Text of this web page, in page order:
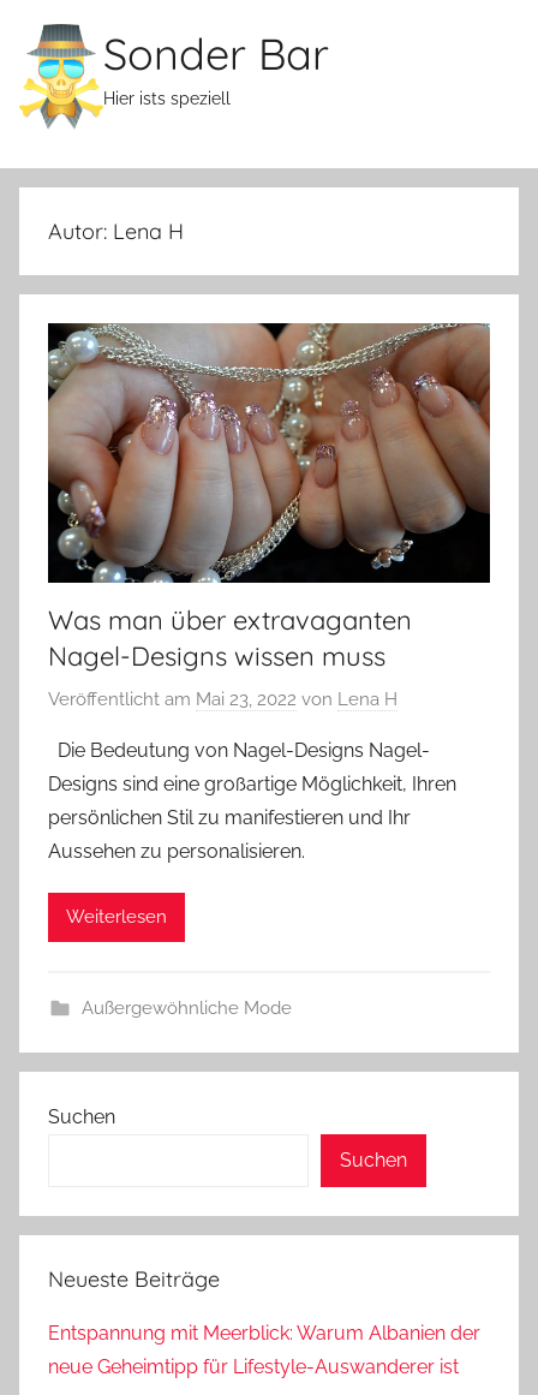
Inhalt
springen
Sonder Bar
Hier ists speziell
Autor: Lena H
Was man über extravaganten
Nagel-Designs wissen muss
Veröffentlicht am Mai 23, 2022 von Lena H
Die Bedeutung von Nagel-Designs Nagel-
Designs sind eine großartige Möglichkeit, Ihren
persönlichen Stil zu manifestieren und Ihr
Aussehen zu personalisieren.
Weiterlesen
Außergewöhnliche Mode
Suchen
Suchen
Neueste Beiträge
Entspannung mit Meerblick: Warum Albanien der
neue Geheimtipp für Lifestyle-Auswanderer ist